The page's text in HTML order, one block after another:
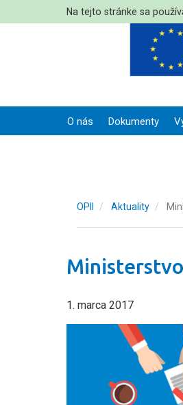
Na tejto stránke sa
O nás Dokumenty
OPII Aktuality
1. marca 2017